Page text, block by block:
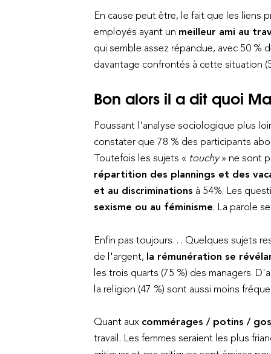
En cause peut être, le fait que les liens
employés ayant un meilleur ami au
qui semble assez répandue, avec 50 %
davantage confrontés à cette situation
Bon alors il a dit quoi
Poussant l'analyse sociologique plus
constater que 78 % des participants
Toutefois les sujets « touchy» ne sont
répartition des plannings et des
et au discriminations à 54%. Les
sexisme ou au féminisme. La parole
Enfin pas toujours… Quelques sujets
de l'argent, la rémunération se
les trois quarts (75 %) des managers.
la religion (47 %) sont aussi moins
Quant aux commérages / potins /
travail. Les femmes seraient les plus